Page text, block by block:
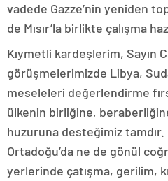
vadede Gazze’nin yeniden
de Mısır’la birlikte çalışma
Kıymetli kardeşlerim, Sayın
görüşmelerimizde Libya,
meseleleri değerlendirme
ülkenin birliğine,
huzuruna desteğimiz tamdır.
Ortadoğu’da ne de gönül
yerlerinde çatışma, gerilim,